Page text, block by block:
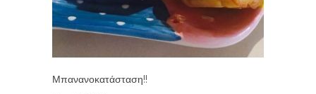
Μπανανοκατάσταση!!